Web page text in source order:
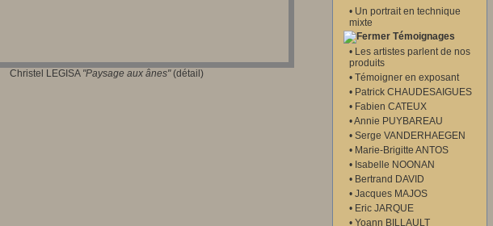
Christel LEGISA "Paysage aux ânes"(détail)
• Un portrait en technique
mixte
Témoignages
• Les artistes parlent de nos
produits
• Témoigner en exposant
• Patrick CHAUDESAIGUES
• Fabien CATEUX
•Annie PUYBAREAU
• Serge VANDERHAEGEN
• Marie-Brigitte ANTOS
• Isabelle NOONAN
• Bertrand DAVID
• Jacques MAJOS
• Eric JARQUE
• Yoann BILLAULT